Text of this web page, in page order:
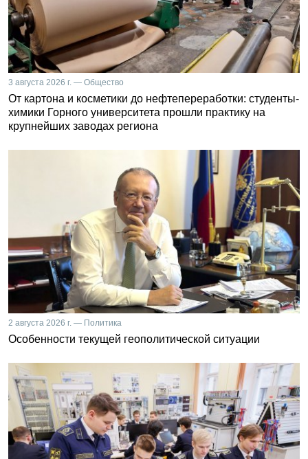
3 августа 2026 г. — Общество
От картона и косметики до нефтепереработки: студенты-
химики Горного университета прошли практику на
крупнейших заводах региона
2 августа 2026 г. — Политика
Особенности текущей геополитической ситуации